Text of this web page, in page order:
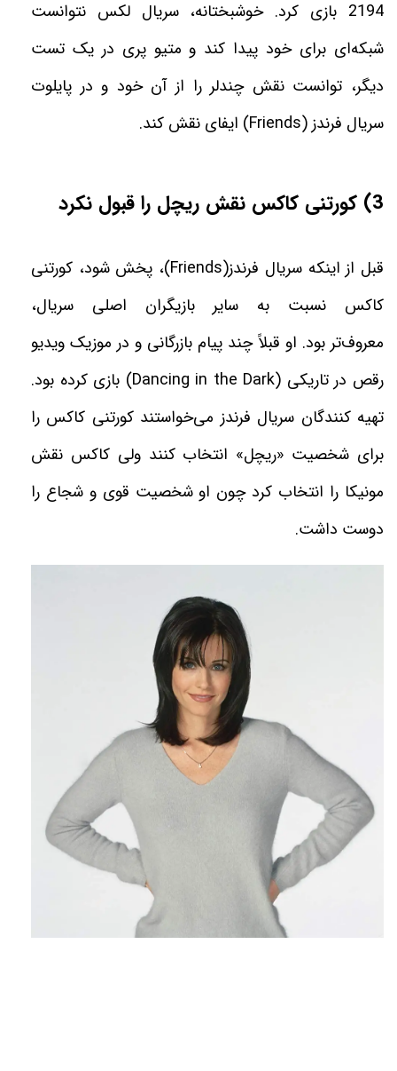
2194 بازی کرد. خوشبختانه، سریال لکس نتوانست
شبکه‌ای برای خود پیدا کند و متیو پری در یک تست
دیگر، توانست نقش چندلر را از آن خود و در پایلوت
سریال فرندز (Friends) ایفای نقش کند.
3) کورتنی کاکس نقش ریچل را قبول نکرد
قبل از اینکه سریال فرندز(Friends)، پخش شود، کورتنی
کاکس نسبت به سایر بازیگران اصلی سریال،
معروف‌تر بود. او قبلاً چند پیام بازرگانی و در موزیک ویدیو
رقص در تاریکی (Dancing in the Dark) بازی کرده بود.
تهیه کنندگان سریال فرندز می‌خواستند کورتنی کاکس را
برای شخصیت «ریچل» انتخاب کنند ولی کاکس نقش
مونیکا را انتخاب کرد چون او شخصیت قوی و شجاع را
دوست داشت.